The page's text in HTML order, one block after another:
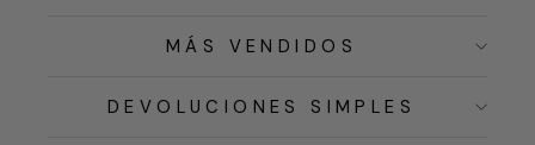
MÁS VENDIDOS
DEVOLUCIONES SIMPLES